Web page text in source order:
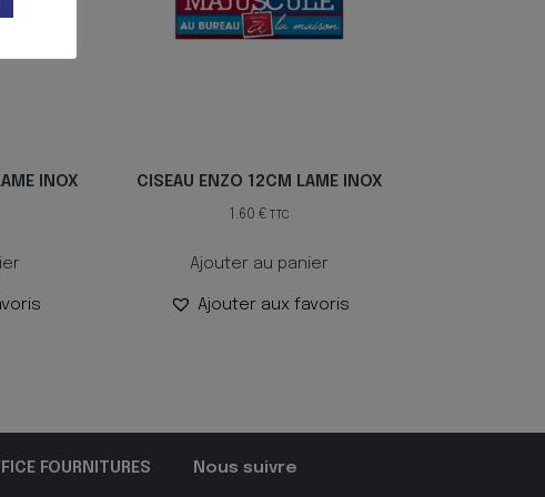
INOX CISEAU ENZO 12CM LAME INOX
1.60€ TTC
Ajouter au panier
Ajouter aux favoris
FOURNITURES Nous suivre